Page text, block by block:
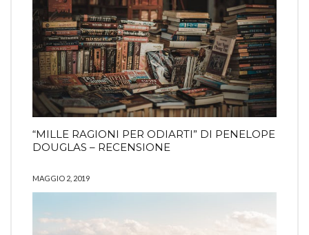
“MILLE RAGIONI PER ODIARTI” DI PENELOPE
DOUGLAS – RECENSIONE
MAGGIO 2, 2019